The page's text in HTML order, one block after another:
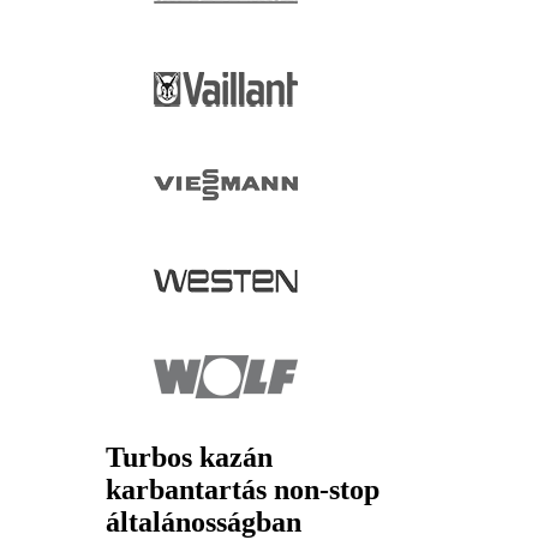
Turbos kazán
karbantartás non-stop
általánosságban